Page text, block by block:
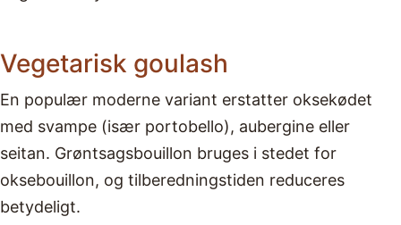
Vegetarisk goulash
En populær moderne variant erstatter oksekødet
med svampe (især portobello), aubergine eller
seitan. Grøntsagsbouillon bruges i stedet for
oksebouillon, og tilberedningstiden reduceres
betydeligt.